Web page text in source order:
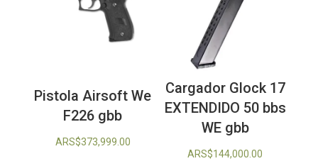
Pistola Airsoft We
F226 gbb
ARS$373,999.00
Cargador Glock 17
EXTENDIDO 50 bbs
WE gbb
ARS$144,000.00